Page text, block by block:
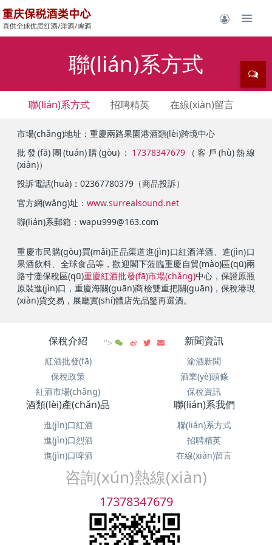
聯(lián)系方式
聯(lián)系方式 招聘精英 在線(xiàn)留言
市場(chǎng)地址：重慶兩路果園港酒類(lèi)跨境中心
批發(fā)團(tuán)購(gòu)： 17378347679 （客戶(hù)熱線
(xiàn)）
投訴電話(huà)：02367780379（商品投訴）
官方網(wǎng)址：www.surrealsound.net
聯(lián)系郵箱：wapu999@163.com
重慶市民購(gòu)買(mǎi)正品渠道進(jìn)口紅酒洋酒、進(jìn)口
果酒飲料、全球食品等，歡迎閣下蒞臨重慶自貿(mào)區(qū)兩
路寸灘保稅區(qū)重慶紅酒批發(fā)市場(chǎng)中心，保證原瓶
原裝進(jìn)口，重慶海關(guān)商檢雙重把關(guān)，保稅港現
(xiàn)貨交易，展廳實(shí)體店先品鑒再選酒。
保稅介紹
紅酒批發(fā)
保稅政策
紅酒市場(chǎng)
新聞資訊
渝酒新聞
酒業(yè)頭條
保稅資訊
酒類(lèi)產(chǎn)品
進(jìn)口紅酒
進(jìn)口烈酒
進(jìn)口啤酒
聯(lián)系我們
聯(lián)系方式
招聘精英
在線(xiàn)留言
咨詢(xún)熱線(xiàn)
17378347679
">